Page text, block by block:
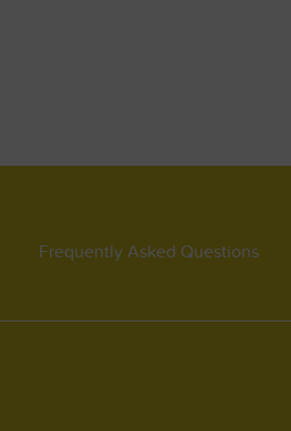
Frequently Asked Questions